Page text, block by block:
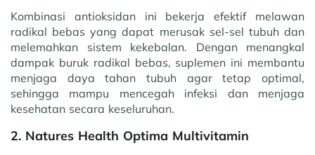
Kombinasi antioksidan ini bekerja efektif melawan
radikal bebas yang dapat merusak sel-sel tubuh dan
melemahkan sistem kekebalan. Dengan menangkal
dampak buruk radikal bebas, suplemen ini membantu
menjaga daya tahan tubuh agar tetap optimal,
sehingga mampu mencegah infeksi dan menjaga
kesehatan secara keseluruhan.
2. Natures Health Optima Multivitamin